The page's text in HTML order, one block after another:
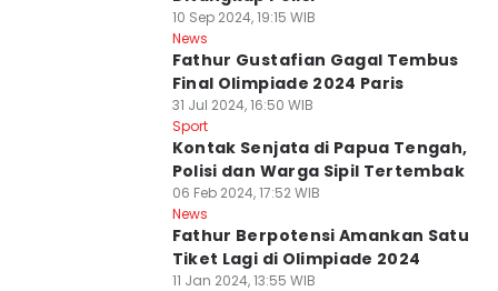
10 Sep 2024, 19:15 WIB
News
Fathur Gustafian Gagal Tembus
Final Olimpiade 2024 Paris
31 Jul 2024, 16:50 WIB
Sport
Kontak Senjata di Papua Tengah,
Polisi dan Warga Sipil Tertembak
06 Feb 2024, 17:52 WIB
News
Fathur Berpotensi Amankan Satu
Tiket Lagi di Olimpiade 2024
11 Jan 2024, 13:55 WIB